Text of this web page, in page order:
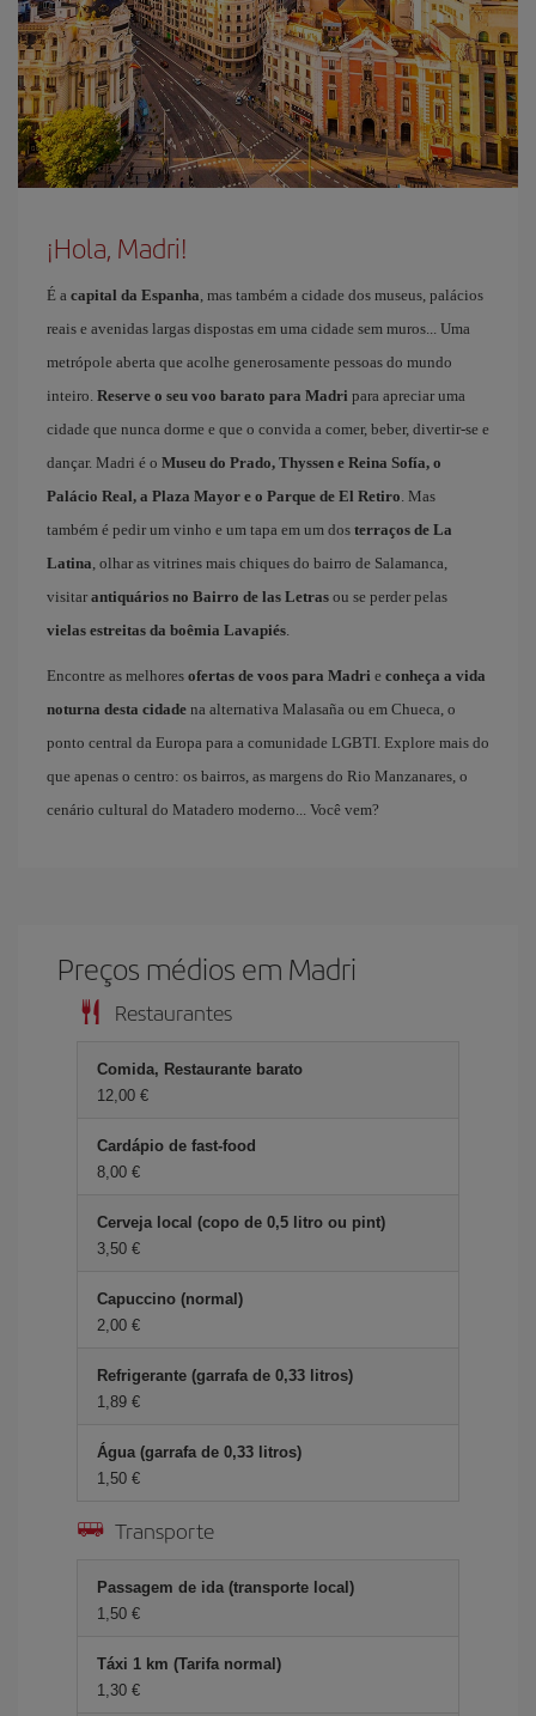
¡Hola, Madri!
É a capital da Espanha, mas também a cidade dos museus, palácios
reais e avenidas largas dispostas em uma cidade sem muros... Uma
metrópole aberta que acolhe generosamente pessoas do mundo
inteiro. Reserve o seu voo barato para Madri para apreciar uma
cidade que nunca dorme e que o convida a comer, beber, divertir-se e
dançar. Madri é o Museu do Prado, Thyssen e Reina Sofía, o
Palácio Real, a Plaza Mayor e o Parque de El Retiro. Mas
também é pedir um vinho e um tapa em um dos terraços de La
Latina, olhar as vitrines mais chiques do bairro de Salamanca,
visitar antiquários no Bairro de las Letras ou se perder pelas
vielas estreitas da boêmia Lavapiés.
Encontre as melhores ofertas de voos para Madri e conheça a vida
noturna desta cidade na alternativa Malasaña ou em Chueca, o
ponto central da Europa para a comunidade LGBTI. Explore mais do
que apenas o centro: os bairros, as margens do Rio Manzanares, o
cenário cultural do Matadero moderno... Você vem?
Preços médios em Madri
Restaurantes
Comida, Restaurante barato
12,00 €
Cardápio de fast-food
8,00 €
Cerveja local (copo de 0,5 litro ou pint)
3,50 €
Capuccino (normal)
2,00 €
Refrigerante (garrafa de 0,33 litros)
1,89 €
Água (garrafa de 0,33 litros)
1,50 €
Transporte
Passagem de ida (transporte local)
1,50 €
Táxi 1 km (Tarifa normal)
1,30 €